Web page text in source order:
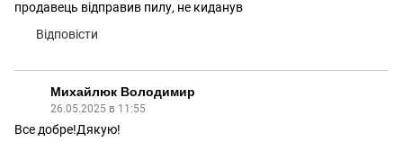
продавець відправив пилу, не киданув
Відповісти
Михайлюк Володимир
26.05.2025 в 11:55
Все добре!Дякую!